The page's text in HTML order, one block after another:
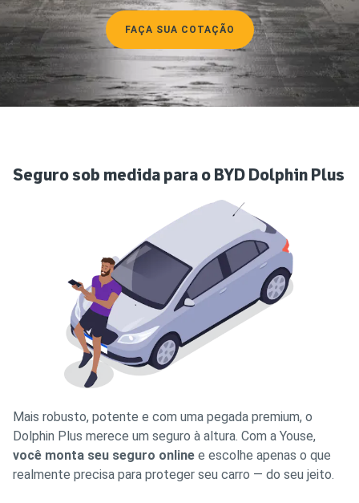
FAÇA SUA COTAÇÃO
Seguro sob medida para o BYD Dolphin Plus
Mais robusto, potente e com uma pegada premium, o
Dolphin Plus merece um seguro à altura. Com a Youse,
você monta seu seguro online e escolhe apenas o que
realmente precisa para proteger seu carro — do seu jeito.